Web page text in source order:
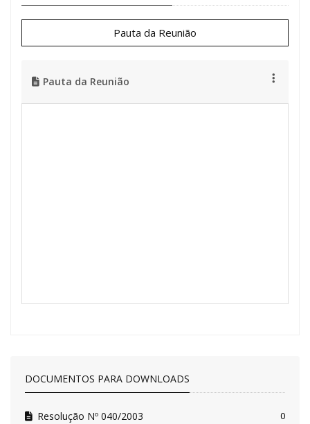
Pauta da Reunião
Pauta da Reunião
DOCUMENTOS PARA DOWNLOADS
Resolução Nº 040/2003 0